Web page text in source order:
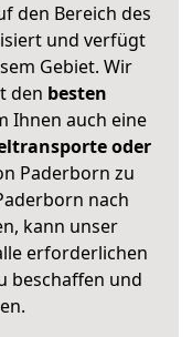
den Bereich des
und verfügt
Gebiet. Wir
den besten
Ihnen auch eine
oder
Paderborn zu
nach
kann unser
erforderlichen
beschaffen und